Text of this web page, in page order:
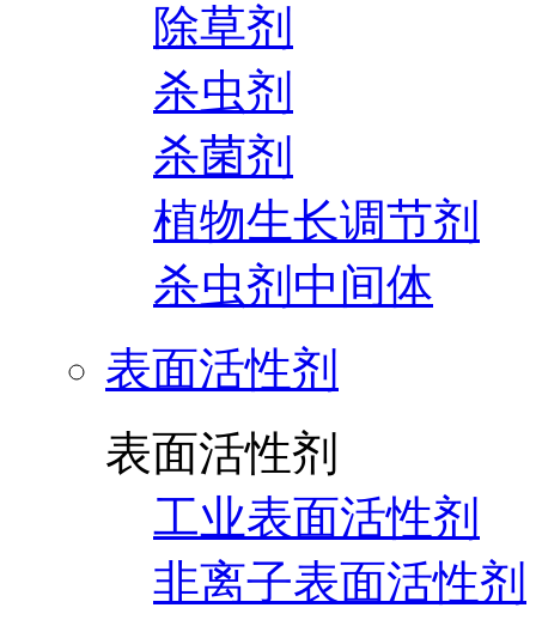
除草剂
杀虫剂
杀菌剂
植物生长调节剂
杀虫剂中间体
表面活性剂
表面活性剂
工业表面活性剂
非离子表面活性剂